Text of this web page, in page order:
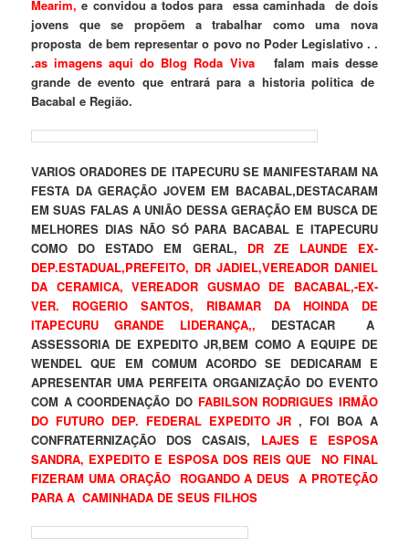
Mearim, e convidou a todos para essa caminhada de dois
jovens que se propõem a trabalhar como uma nova
proposta de bem representar o povo no Poder Legislativo . .
.as imagens aqui do Blog Roda Vivafalam mais desse
grande de evento que entrará para a historia politica de
Bacabal e Região.
VARIOS ORADORES DE ITAPECURU SE MANIFESTARAM NA
FESTA DA GERAÇÃO JOVEM EM BACABAL,DESTACARAM
EM SUAS FALAS A UNIÃO DESSA GERAÇÃO EM BUSCA DE
MELHORES DIAS NÃO SÓ PARA BACABAL E ITAPECURU
COMO DO ESTADO EM GERAL, DR ZE LAUNDE EX-
DEP.ESTADUAL,PREFEITO, DR JADIEL,VEREADOR DANIEL
DA CERAMICA, VEREADOR GUSMAO DE BACABAL,-EX-
VER. ROGERIO SANTOS, RIBAMAR DA HOINDA DE
ITAPECURU GRANDE LIDERANÇA,, DESTACAR A
ASSESSORIA DE EXPEDITO JR,BEM COMO A EQUIPE DE
WENDEL QUE EM COMUM ACORDO SE DEDICARAM E
APRESENTAR UMA PERFEITA ORGANIZAÇÃO DO EVENTO
COM A COORDENAÇÃO DO FABILSON RODRIGUES IRMÃO
DO FUTURO DEP. FEDERAL EXPEDITO JR , FOI BOA A
CONFRATERNIZAÇÃO DOS CASAIS, LAJES E ESPOSA
SANDRA, EXPEDITO E ESPOSA DOS REIS QUE NO FINAL
FIZERAM UMA ORAÇÃO ROGANDO A DEUS A PROTEÇÃO
PARA A CAMINHADA DE SEUS FILHOS